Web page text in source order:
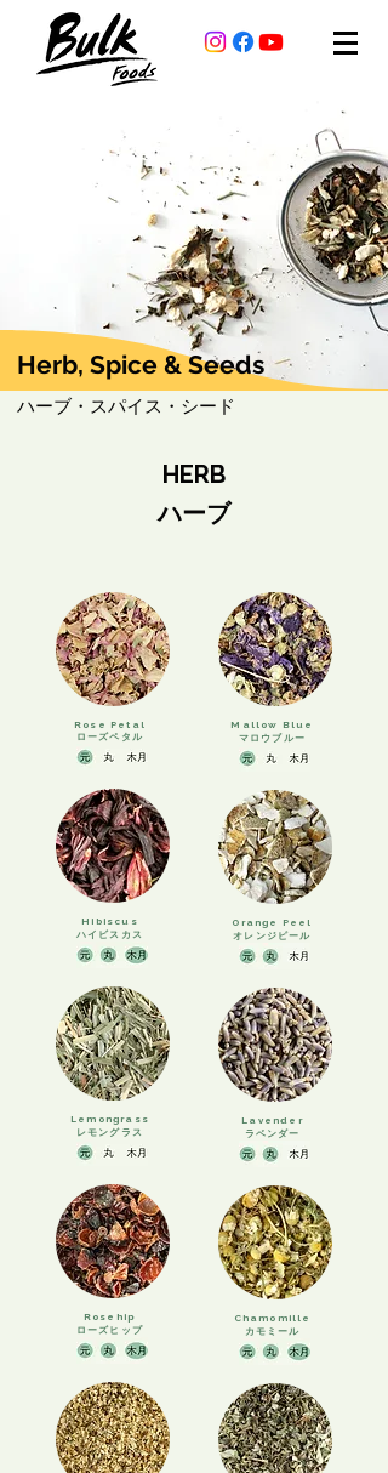
Herb, Spice & Seeds
ハーブ・スパイス・シード
HERB
​ハーブ
Rose Petal
ローズペタル
Hibiscus
​ハイビスカス
Lemongrass
​レモングラス
Rosehip
​ローズヒップ
Mallow Blue
​マロウブルー
Orange Peel
​オレンジピール
Lavender
ラベンダー
Chamomille
カモミール